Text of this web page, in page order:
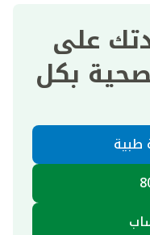
على
بكل
طبية